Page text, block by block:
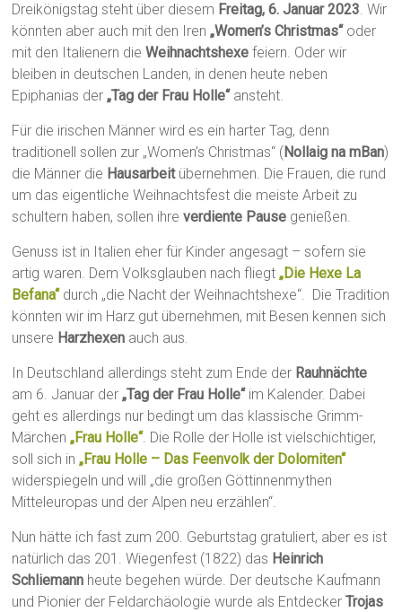
Dreikönigstag steht über diesem Freitag, 6. Januar 2023. Wir
könnten aber auch mit den Iren„Women’s Christmas“oder
mit den Italienern dieWeihnachtshexe feiern. Oder wir
bleiben in deutschen Landen, in denen heute neben
Epiphanias der„Tag der Frau Holle“ansteht.
Für die irischen Männer wird es ein harter Tag, denn
traditionell sollen zur „Women’s Christmas“ (Nollaig na mBan)
die Männer die Hausarbeitübernehmen. Die Frauen, die rund
um das eigentliche Weihnachtsfest die meiste Arbeit zu
schultern haben, sollen ihreverdiente Pause genießen.
Genuss ist in Italien eher für Kinder angesagt – sofern sie
artig waren. Dem Volksglauben nach fliegt„Die Hexe La
Befana“durch „die Nacht der Weihnachtshexe“. Die Tradition
könnten wir im Harz gut übernehmen, mit Besen kennen sich
unsere Harzhexen auch aus.
In Deutschland allerdings steht zum Ende der Rauhnächte
am 6. Januar der„Tag der Frau Holle“im Kalender. Dabei
geht es allerdings nur bedingt um das klassische Grimm-
Märchen„Frau Holle“. Die Rolle der Holle ist vielschichtiger,
soll sich in„Frau Holle – Das Feenvolk der Dolomiten“
widerspiegeln und will „die großen Göttinnenmythen
Mitteleuropas und der Alpen neu erzählen“.
Nun hätte ich fast zum 200. Geburtstag gratuliert, aber es ist
natürlich das 201. Wiegenfest (1822) das Heinrich
Schliemann heute begehen würde. Der deutsche Kaufmann
und Pionier der Feldarchäologie wurde als EntdeckerTrojas